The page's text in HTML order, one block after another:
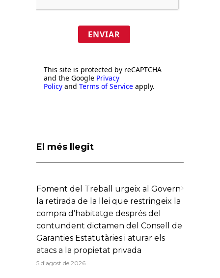
ENVIAR
This site is protected by reCAPTCHA
and the Google Privacy
Policy and Terms of Service apply.
El més llegit
Foment del Treball urgeix al Govern
la retirada de la llei que restringeix la
compra d’habitatge després del
contundent dictamen del Consell de
Garanties Estatutàries i aturar els
atacs a la propietat privada
5 d'agost de 2026